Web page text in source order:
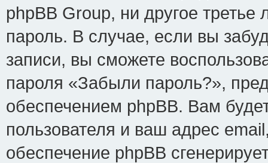
phpBB Group, ни другое
пароль. В случае, если вы
записи, вы сможете
пароля «Забыли пароль?»,
обеспечением phpBB. Вам
пользователя и ваш адрес
обеспечение phpBB